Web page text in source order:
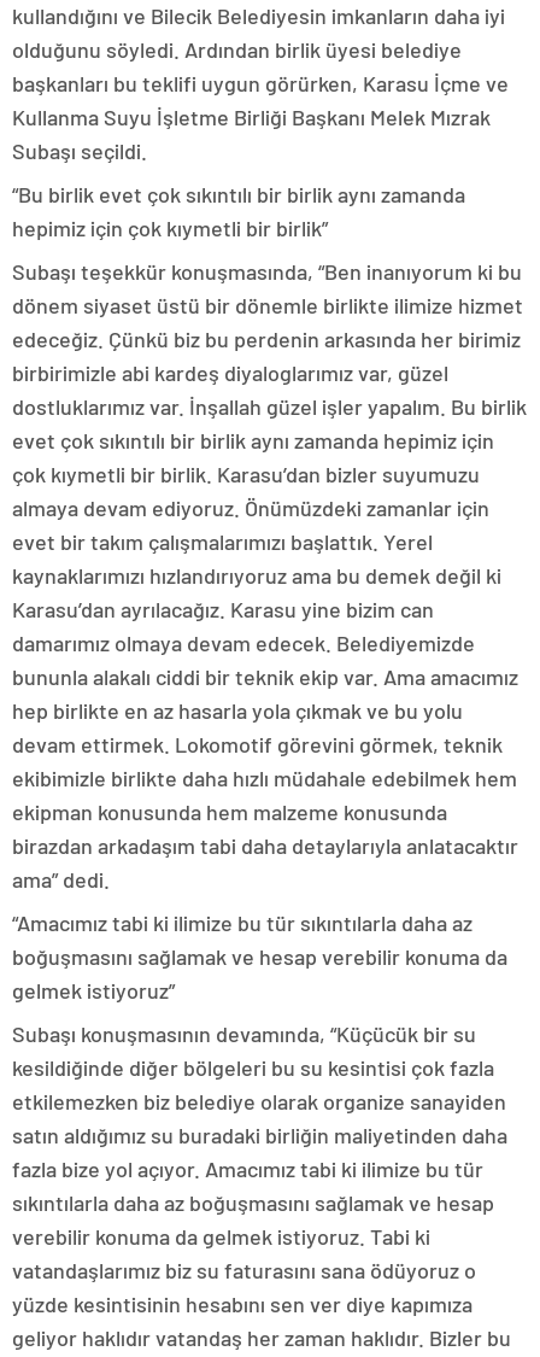
kullandığını ve Bilecik Belediyesin imkanların daha iyi
olduğunu söyledi. Ardından birlik üyesi belediye
başkanları bu teklifi uygun görürken, Karasu İçme ve
Kullanma Suyu İşletme Birliği Başkanı Melek Mızrak
Subaşı seçildi.
“Bu birlik evet çok sıkıntılı bir birlik aynı zamanda
hepimiz için çok kıymetli bir birlik”
Subaşı teşekkür konuşmasında, “Ben inanıyorum ki bu
dönem siyaset üstü bir dönemle birlikte ilimize hizmet
edeceğiz. Çünkü biz bu perdenin arkasında her birimiz
birbirimizle abi kardeş diyaloglarımız var, güzel
dostluklarımız var. İnşallah güzel işler yapalım. Bu birlik
evet çok sıkıntılı bir birlik aynı zamanda hepimiz için
çok kıymetli bir birlik. Karasu’dan bizler suyumuzu
almaya devam ediyoruz. Önümüzdeki zamanlar için
evet bir takım çalışmalarımızı başlattık. Yerel
kaynaklarımızı hızlandırıyoruz ama bu demek değil ki
Karasu’dan ayrılacağız. Karasu yine bizim can
damarımız olmaya devam edecek. Belediyemizde
bununla alakalı ciddi bir teknik ekip var. Ama amacımız
hep birlikte en az hasarla yola çıkmak ve bu yolu
devam ettirmek. Lokomotif görevini görmek, teknik
ekibimizle birlikte daha hızlı müdahale edebilmek hem
ekipman konusunda hem malzeme konusunda
birazdan arkadaşım tabi daha detaylarıyla anlatacaktır
ama” dedi.
“Amacımız tabi ki ilimize bu tür sıkıntılarla daha az
boğuşmasını sağlamak ve hesap verebilir konuma da
gelmek istiyoruz”
Subaşı konuşmasının devamında, “Küçücük bir su
kesildiğinde diğer bölgeleri bu su kesintisi çok fazla
etkilemezken biz belediye olarak organize sanayiden
satın aldığımız su buradaki birliğin maliyetinden daha
fazla bize yol açıyor. Amacımız tabi ki ilimize bu tür
sıkıntılarla daha az boğuşmasını sağlamak ve hesap
verebilir konuma da gelmek istiyoruz. Tabi ki
vatandaşlarımız biz su faturasını sana ödüyoruz o
yüzde kesintisinin hesabını sen ver diye kapımıza
geliyor haklıdır vatandaş her zaman haklıdır. Bizler bu